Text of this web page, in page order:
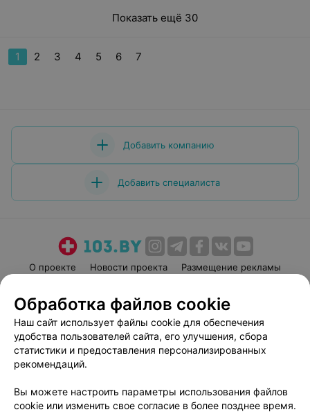
Показать ещё 30
1 2 3 4 5 6 7
Добавить компанию
Добавить специалиста
О проекте Новости проекта
Размещение рекламы
Пользовательское соглашение
Способы оплаты
Вакансии
Партнеры
Написать руководителю 103.by
Обработка персональных данных
Обработка файлов cookie
Наш сайт использует файлы cookie для обеспечения
удобства пользователей сайта, его улучшения, сбора
статистики и предоставления персонализированных
рекомендаций.
Вы можете настроить параметры использования файлов
cookie или изменить свое согласие в более позднее время.